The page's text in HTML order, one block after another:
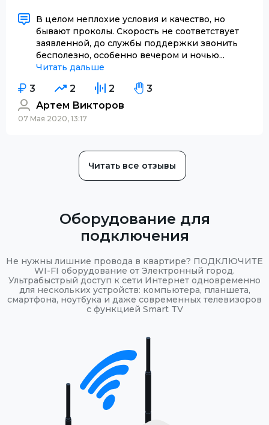
В целом неплохие условия и качество, но
бывают проколы. Скорость не соответствует
заявленной, до службы поддержки звонить
бесполезно, особенно вечером и ночью...
Читать дальше
3 2 2
3
Артем Викторов
07 Мая 2020, 13:17
Читать все отзывы
Оборудование для
подключения
Не нужны лишние провода в квартире? ПОДКЛЮЧИТЕ
WI-FI оборудование от Электронный город.
Ультрабыстрый доступ к сети Интернет одновременно
для нескольких устройств: компьютера, планшета,
смартфона, ноутбука и даже современных телевизоров
с функцией Smart TV